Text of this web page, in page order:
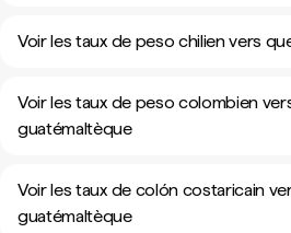
Voir les taux de peso chilien vers
Voir les taux de peso colombien
guatémaltèque
Voir les taux de colón costaricain
guatémaltèque